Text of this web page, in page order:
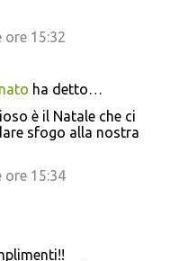
ore 15:32
ha detto…
è il Natale che ci
sfogo alla nostra
ore 15:34